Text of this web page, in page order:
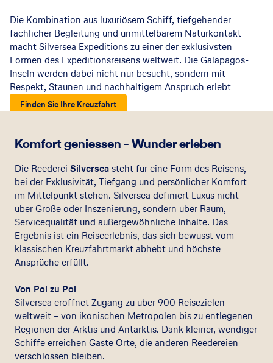
Die Kombination aus luxuriösem Schiff, tiefgehender
fachlicher Begleitung und unmittelbarem Naturkontakt
macht Silversea Expeditions zu einer der exklusivsten
Formen des Expeditionsreisens weltweit. Die Galapagos-
Inseln werden dabei nicht nur besucht, sondern mit
Respekt, Staunen und nachhaltigem Anspruch erlebt
Finden Sie Ihre Kreuzfahrt
Komfort geniessen - Wunder erleben
Die Reederei Silverseasteht für eine Form des Reisens,
bei der Exklusivität, Tiefgang und persönlicher Komfort
im Mittelpunkt stehen. Silversea definiert Luxus nicht
über Größe oder Inszenierung, sondern über Raum,
Servicequalität und außergewöhnliche Inhalte. Das
Ergebnis ist ein Reiseerlebnis, das sich bewusst vom
klassischen Kreuzfahrtmarkt abhebt und höchste
Ansprüche erfüllt.
Von Pol zu Pol
Silversea eröffnet Zugang zu über 900 Reisezielen
weltweit – von ikonischen Metropolen bis zu entlegenen
Regionen der Arktis und Antarktis. Dank kleiner, wendiger
Schiffe erreichen Gäste Orte, die anderen Reedereien
verschlossen bleiben.